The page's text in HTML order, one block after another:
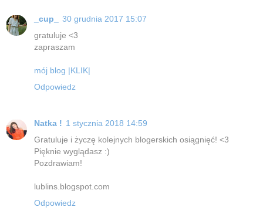
_cup_
30 grudnia 2017 15:07
gratuluje <3
zapraszam
mój blog |KLIK|
Odpowiedz
Natka ! 1 stycznia 2018 14:59
Gratuluje i życzę kolejnych blogerskich osiągnięć! <3
Pięknie wyglądasz :)
Pozdrawiam!
lublins.blogspot.com
Odpowiedz